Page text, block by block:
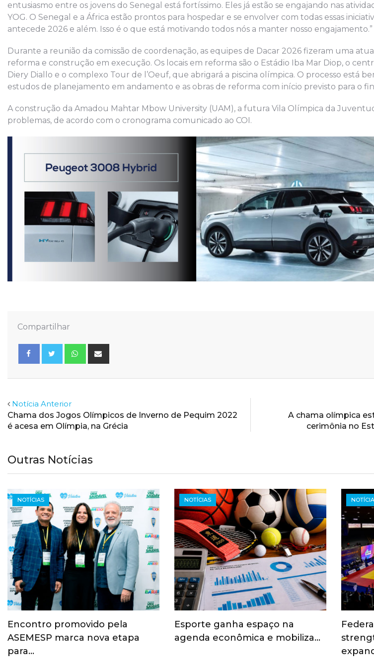
entusiasmo entre os jovens do Senegal está fortíssimo. Eles já estão se engajando nas
YOG. O Senegal e a África estão prontos para hospedar e se envolver com todas essas
antecede 2026 e além. Isso é o que está motivando todos nós a manter nosso engajamento.”
Durante a reunião da comissão de coordenação, as equipes de Dacar 2026 fizeram uma
reforma e construção em execução. Os locais em reforma são o Estádio Iba Mar Diop, o
Diery Diallo e o complexo Tour de l’Oeuf, que abrigará a piscina olímpica. O processo está
estudos de planejamento em andamento e as obras de reforma com início previsto para o
A construção da Amadou Mahtar Mbow University (UAM), a futura Vila Olímpica da
problemas, de acordo com o cronograma comunicado ao COI.
Compartilhar
Whatsapp
Notícia Anterior
Chama dos Jogos Olímpicos de Inverno de Pequim 2022
é acesa em Olímpia, na Grécia
A chama olímpica
cerimônia no
Outras Notícias
NOTÍCIAS
Encontro promovido pela
ASEMESP marca nova etapa
para…
NOTÍCIAS
Esporte ganha espaço na
agenda econômica e mobiliza…